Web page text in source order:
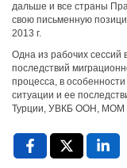
дальше и все страны
свою письменную
2013 г.
Одна из рабочих сессий
последствий
процесса, в
ситуации и ее
Турции, УВКБ ООН, МОМ